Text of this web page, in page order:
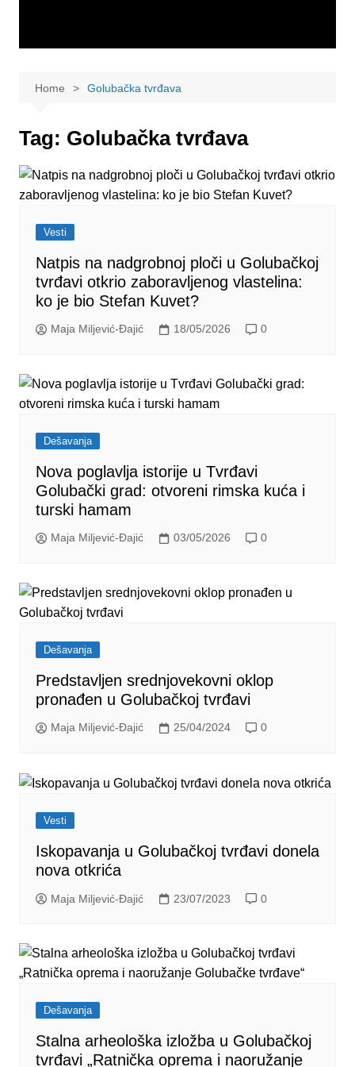
Home Golubačka tvrđava
Tag: Golubačka tvrđava
Vesti
Natpis na nadgrobnoj ploči u Golubačkoj
tvrđavi otkrio zaboravljenog vlastelina:
ko je bio Stefan Kuvet?
Maja Miljević-Đajić 18/05/2026 0
Dešavanja
Nova poglavlja istorije u Tvrđavi
Golubački grad: otvoreni rimska kuća i
turski hamam
Maja Miljević-Đajić 03/05/2026 0
Dešavanja
Predstavljen srednjovekovni oklop
pronađen u Golubačkoj tvrđavi
Maja Miljević-Đajić 25/04/2024 0
Vesti
Iskopavanja u Golubačkoj tvrđavi donela
nova otkrića
Maja Miljević-Đajić 23/07/2023 0
Dešavanja
Stalna arheološka izložba u Golubačkoj
tvrđavi „Ratnička oprema i naoružanje